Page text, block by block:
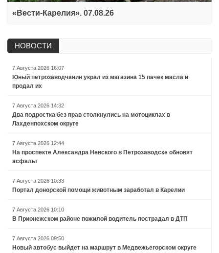
«Вести-Карелия». 07.08.26
НОВОСТИ
7 Августа 2026 16:07
Юный петрозаводчанин украл из магазина 15 пачек масла и
продал их
7 Августа 2026 14:32
Два подростка без прав столкнулись на мотоциклах в
Лахденпохском округе
7 Августа 2026 12:44
На проспекте Александра Невского в Петрозаводске обновят
асфальт
7 Августа 2026 10:33
Портал донорской помощи животным заработал в Карелии
7 Августа 2026 10:10
В Прионежском районе пожилой водитель пострадал в ДТП
7 Августа 2026 09:50
Новый автобус выйдет на маршрут в Медвежьегорском округе